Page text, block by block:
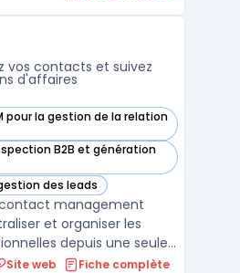
sur tout support,
vos contacts et suivez
d'affaires
pour la gestion de la relation
catégorie
B2B et génération
catégorie
des leads
catégorie
contact management
et organiser les
depuis une seule
aux équipes de petite
Site web Fiche complète